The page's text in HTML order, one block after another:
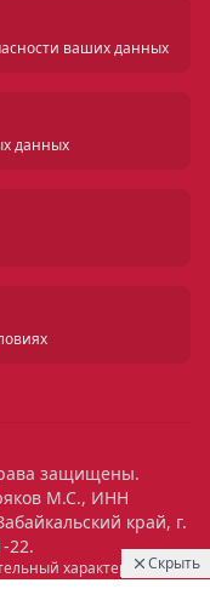
Скрыть
ваших данных
данных
защищены.
М.С., ИНН
край, г.
22.
характер и не
микрозаймов уточняйте